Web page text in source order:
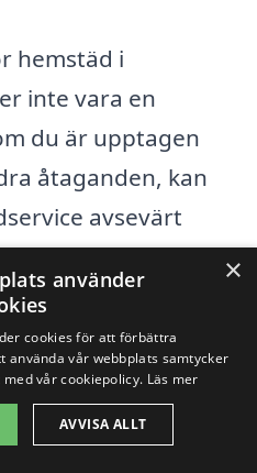
hemstäd i
inte vara en
du är upptagen
åtaganden, kan
avsevärt
Genom att
xn--hemstd-
få tillgång till
hemstädning i
Söderskogen
där du också
×
använder
cookies för att förbättra
använda vår webbplats samtycker
vår cookiepolicy. Läs mer
AVVISA ALLT